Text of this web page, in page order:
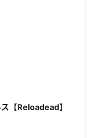
【Reloadead】